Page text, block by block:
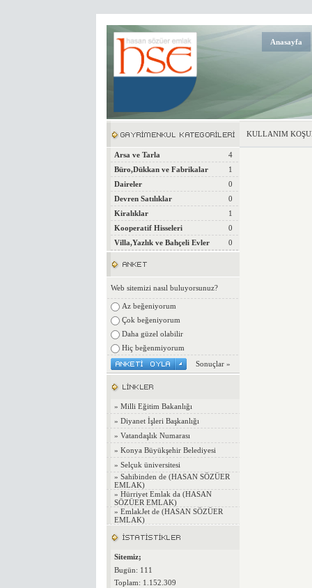
Anasayfa
Arsa ve Tarla
4
Büro,Dükkan ve Fabrikalar
1
Daireler
0
Devren Satılıklar
0
Kiralıklar
1
Kooperatif Hisseleri
0
Villa,Yazlık ve Bahçeli Evler
0
Web sitemizi nasıl buluyorsunuz?
Az beğeniyorum
Çok beğeniyorum
Daha güzel olabilir
Hiç beğenmiyorum
Sonuçlar »
» Milli Eğitim Bakanlığı
» Diyanet İşleri Başkanlığı
» Vatandaşlık Numarası
» Konya Büyükşehir Belediyesi
» Selçuk üniversitesi
» Sahibinden de (HASAN SÖZÜER
EMLAK)
» Hürriyet Emlak da (HASAN
SÖZÜER EMLAK)
» EmlakJet de (HASAN SÖZÜER
EMLAK)
Sitemiz;
Bugün: 111
Toplam: 1.152.309
KULLANIM